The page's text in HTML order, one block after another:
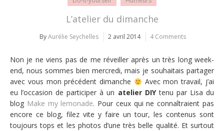
L’atelier du dimanche
ByAurélie Seychelles 2 avril 2014 4 Comments
Non je ne viens pas de me réveiller après un très long week-
end, nous sommes bien mercredi, mais je souhaitais partager
avec vous mon précédent dimanche
Avec mon travail, j’ai
eu l’occasion de participer à un atelier DIYtenu par Lisa du
blog Make my lemonade. Pour ceux qui ne connaîtraient pas
encore ce blog, filez vite y faire un tour, les contenus sont
toujours tops et les photos d’une très belle qualité. Et surtout